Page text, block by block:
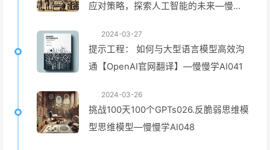
应对策略，探索人工智能的未来—慢慢
2024-03-27
提示工程： 如何与大型语言模型高效沟
通【OpenAI官网翻译】—慢慢学AI041
2024-03-26
挑战100天100个GPTs026.反脆弱思维模
型思维模型—慢慢学AI048